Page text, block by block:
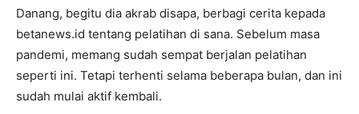
Danang, begitu dia akrab disapa, berbagi cerita kepada
betanews.id tentang pelatihan di sana. Sebelum masa
pandemi, memang sudah sempat berjalan pelatihan
seperti ini. Tetapi terhenti selama beberapa bulan, dan ini
sudah mulai aktif kembali.